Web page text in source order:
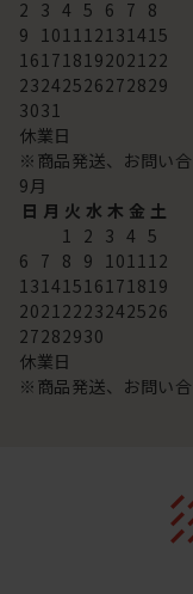
2 3 4 5 6 7 8
9 101112131415
16171819202122
23242526272829
3031
休業日
※商品発送、お問い合
9月
日 月 火 水 木 金 土
1 2 3 4 5
6 7 8 9 101112
13141516171819
20212223242526
27282930
休業日
※商品発送、お問い合